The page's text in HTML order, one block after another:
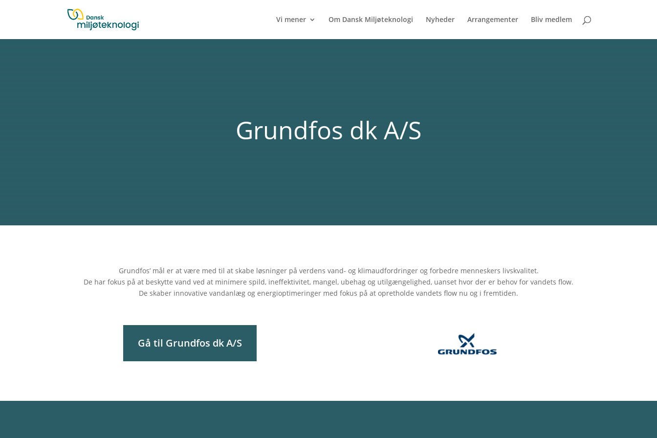
Vi mener Om Dansk Miljøteknologi Nyheder Arrangementer Bliv medlem
Grundfos dk A/S
Grundfos’ mål er at være med til at skabe løsninger på verdens vand- og klimaudfordringer og forbedre menneskers livskvalitet.
De har fokus på at beskytte vand ved at minimere spild, ineffektivitet, mangel, ubehag og utilgængelighed, uanset hvor der er behov for vandets flow.
De skaber innovative vandanlæg og energioptimeringer med fokus på at opretholde vandets flow nu og i fremtiden.​
Gå til Grundfos dk A/S